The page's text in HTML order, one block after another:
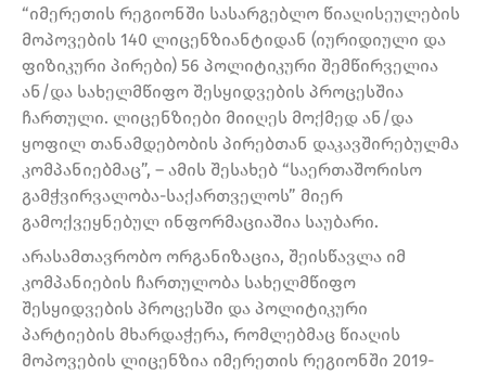
“იმერეთის რეგიონში სასარგებლო წიაღისეულების
მოპოვების 140 ლიცენზიანტიდან (იურიდიული და
ფიზიკური პირები) 56 პოლიტიკური შემწირველია
ან/და სახელმწიფო შესყიდვების პროცესშია
ჩართული. ლიცენზიები მიიღეს მოქმედ ან/და
ყოფილ თანამდებობის პირებთან დაკავშირებულმა
კომპანიებმაც”, – ამის შესახებ “საერთაშორისო
გამჭვირვალობა-საქართველოს” მიერ
გამოქვეყნებულ ინფორმაციაშია საუბარი.
არასამთავრობო ორგანიზაცია, შეისწავლა იმ
კომპანიების ჩართულობა სახელმწიფო
შესყიდვების პროცესში და პოლიტიკური
პარტიების მხარდაჭერა, რომლებმაც წიაღის
მოპოვების ლიცენზია იმერეთის რეგიონში 2019-